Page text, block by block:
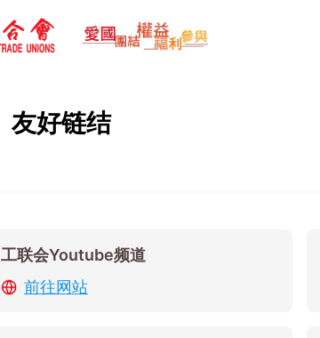
友好链结
工联会Youtube频道
前往网站